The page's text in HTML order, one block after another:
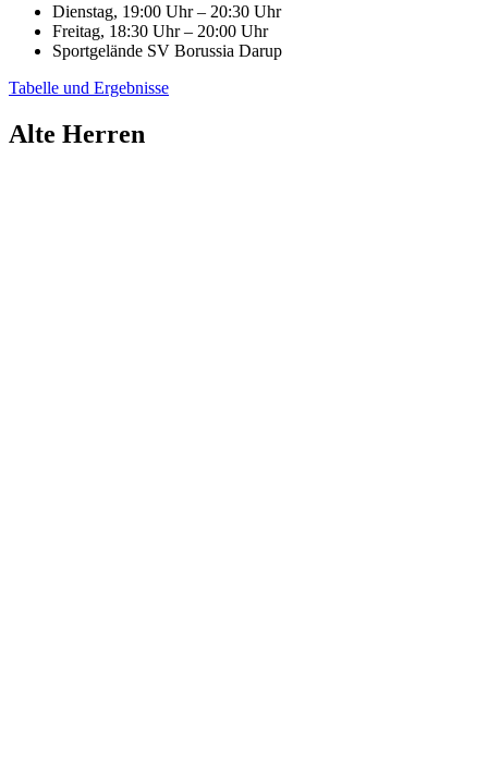
Dienstag, 19:00 Uhr – 20:30 Uhr
Freitag, 18:30 Uhr – 20:00 Uhr
Sportgelände SV Borussia Darup
Tabelle und Ergebnisse
Alte Herren